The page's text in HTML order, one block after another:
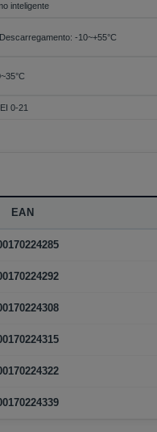
inteligente
-10~+55°C
0-21
EAN